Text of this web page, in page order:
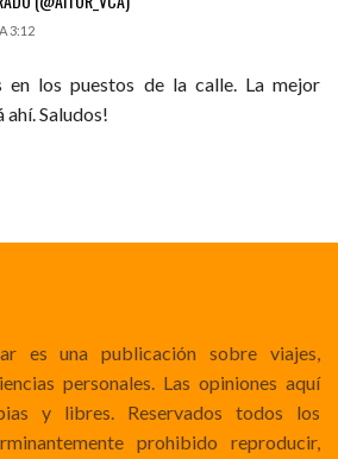
3:12
en los puestos de la calle. La mejor
Saludos!
es una publicación sobre viajes,
personales. Las opiniones aquí
y libres. Reservados todos los
prohibido reproducir,